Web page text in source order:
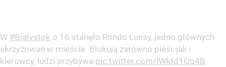
W #Białystok o 16 stanęło Rondo Lussy, jedno głównych
skrzyżowań w mieście. Blokują zarówno piesi, jak i
kierowcy, ludzi przybywa pic.twitter.com/lWkfd1Qp4B